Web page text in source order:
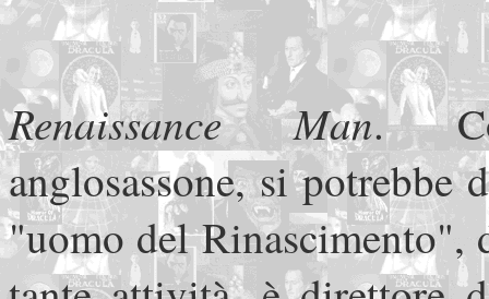
Renaissance Man.
anglosassone, si
"uomo del Rinascimento",